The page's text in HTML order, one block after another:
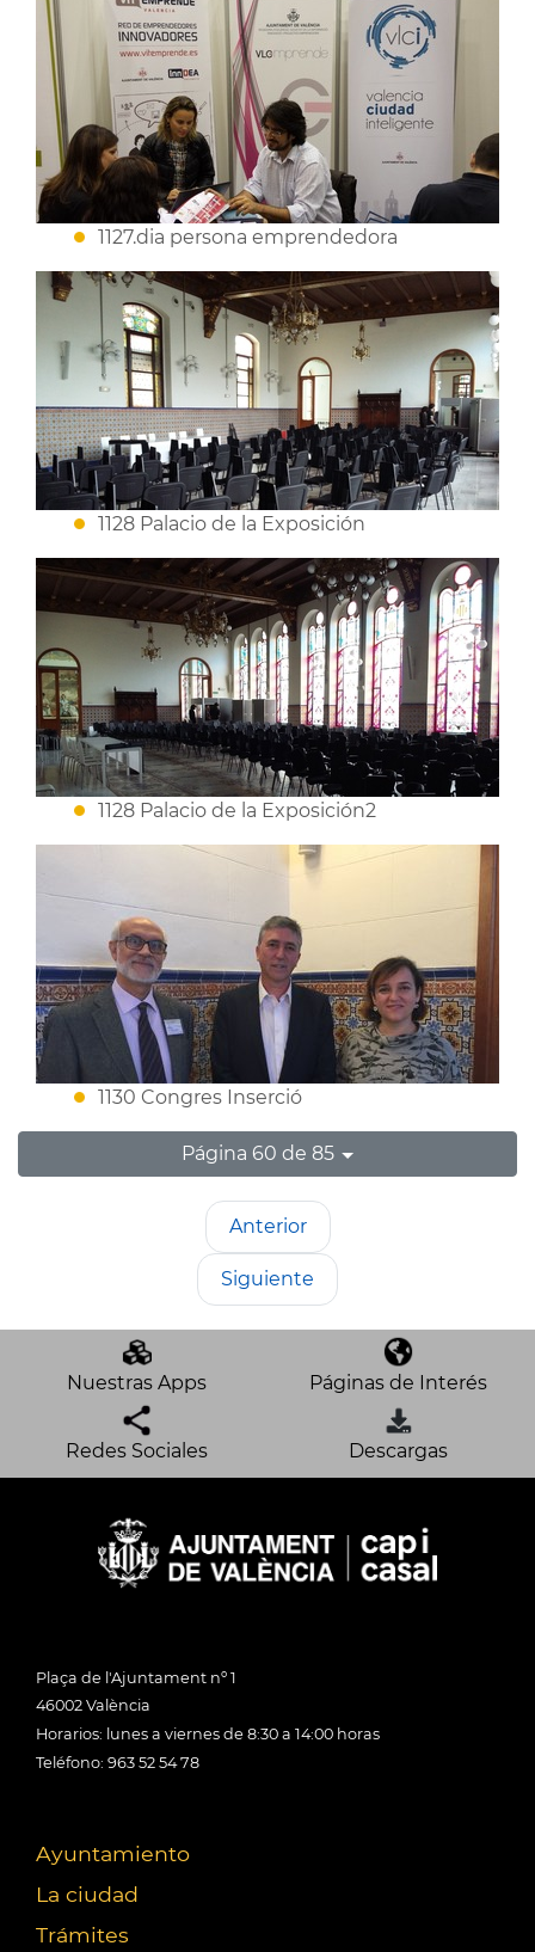
1127.dia persona emprendedora
1128 Palacio de la Exposición
1128 Palacio de la Exposición2
1130 Congres Inserció
Página 60 de 85
Anterior
Siguiente
Nuestras Apps Páginas de Interés
Redes Sociales Descargas
Plaça de l'Ajuntament nº 1
46002 València
Horarios: lunes a viernes de 8:30 a 14:00 horas
Teléfono: 963 52 54 78
Ayuntamiento
La ciudad
Trámites